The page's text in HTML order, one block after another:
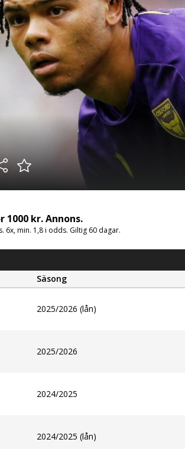
kr. Annons.
6x, min. 1,8 i odds. Giltig 60 dagar.
Säsong
2025/2026 (lån)
2025/2026
2024/2025
2024/2025 (lån)